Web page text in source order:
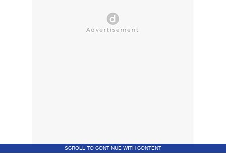
SCROLL TO CONTINUE WITH CONTENT